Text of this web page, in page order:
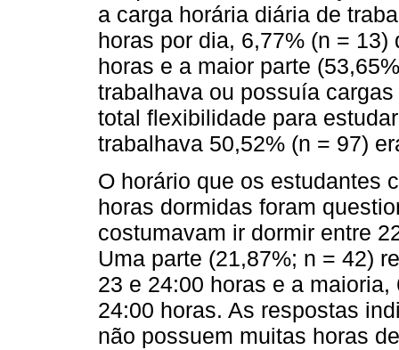
a carga horária diária de
horas por dia, 6,77% (n =
horas e a maior parte
trabalhava ou possuía
total flexibilidade para
trabalhava 50,52% (n = 97)
O horário que os estudantes
horas dormidas foram
costumavam ir dormir entre
Uma parte (21,87%; n = 42)
23 e 24:00 horas e a
24:00 horas. As respostas
não possuem muitas horas